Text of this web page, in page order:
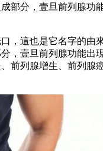
部分，壹旦前列腺功
，這也是它名字的由
，壹旦前列腺功能出
前列腺增生、前列腺